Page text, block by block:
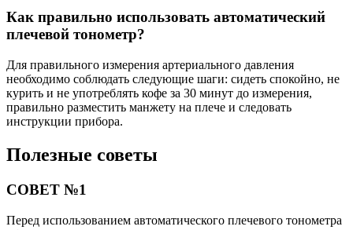
Как правильно использовать автоматический
плечевой тонометр?
Для правильного измерения артериального давления
необходимо соблюдать следующие шаги: сидеть спокойно, не
курить и не употреблять кофе за 30 минут до измерения,
правильно разместить манжету на плече и следовать
инструкции прибора.
Полезные советы
СОВЕТ №1
Перед использованием автоматического плечевого тонометра